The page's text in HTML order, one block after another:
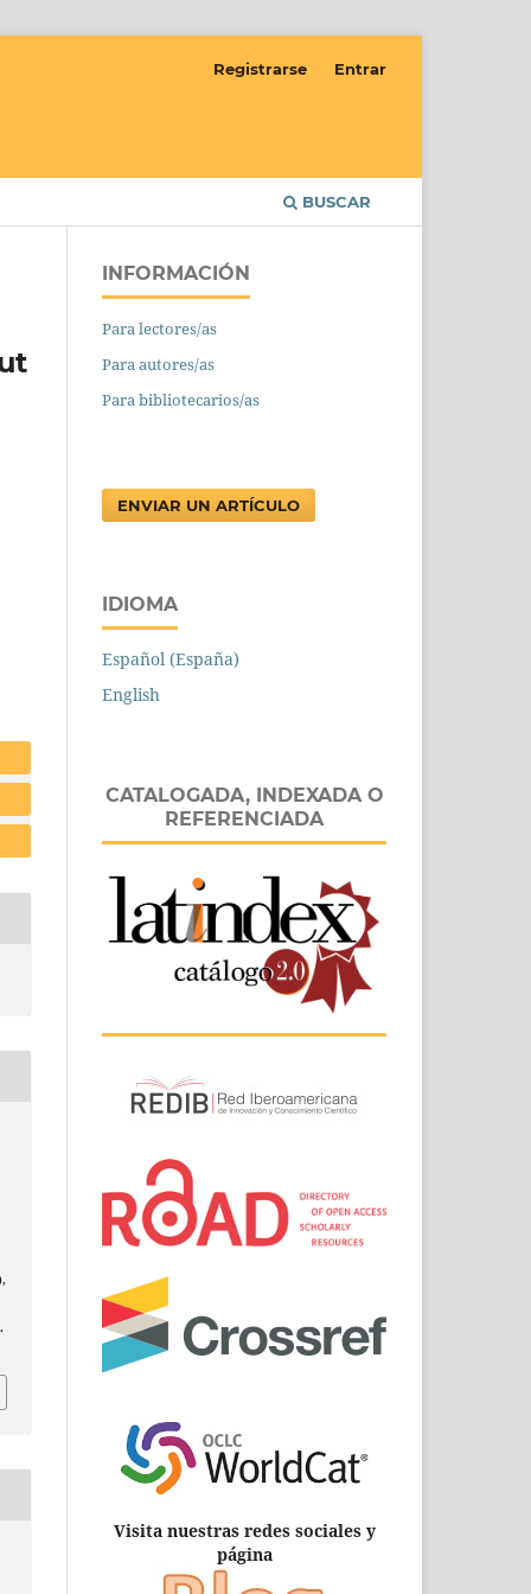
BUSCAR
Registrarse Entrar
INFORMACIÓN
Para lectores/as
Para autores/as
Para bibliotecarios/as
ENVIAR UN ARTÍCULO
IDIOMA
Español (España)
English
CATALOGADA, INDEXADA O
REFERENCIADA
Visita nuestras redes sociales y
página